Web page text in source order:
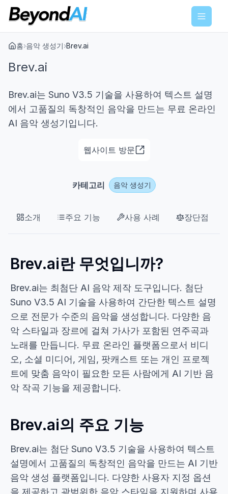
Menu
홈›음악 생성기›Brev.ai
Brev.ai
Brev.ai는 Suno V3.5 기술을 사용하여 텍스트 설명
에서 고품질의 독창적인 음악을 만드는 무료 온라인
AI 음악 생성기입니다.
웹사이트 방문
카테고리 음악 생성기
소개 주요 기능 사용 사례 장단점
Brev.ai란 무엇입니까?
Brev.ai는 최첨단 AI 음악 제작 도구입니다. 첨단
Suno V3.5 AI 기술을 사용하여 간단한 텍스트 설명
으로 전문가 수준의 음악을 생성합니다. 다양한 음
악 스타일과 장르에 걸쳐 가사가 포함된 연주곡과
노래를 만듭니다. 무료 온라인 플랫폼으로서 비디
오, 소셜 미디어, 게임, 팟캐스트 또는 개인 프로젝
트에 맞춤 음악이 필요한 모든 사람에게 AI 기반 음
악 작곡 기능을 제공합니다.
Brev.ai의 주요 기능
Brev.ai는 첨단 Suno V3.5 기술을 사용하여 텍스트
설명에서 고품질의 독창적인 음악을 만드는 AI 기반
음악 생성 플랫폼입니다. 다양한 사용자 지정 옵션
을 제공하고 광범위한 음악 스타일을 지원하며 사용